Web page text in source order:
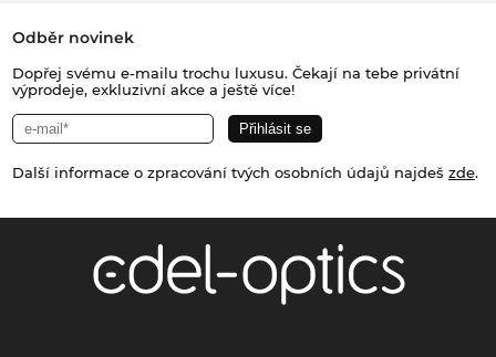
Odběr novinek
Dopřej svému e-mailu trochu luxusu. Čekají na tebe privátní
výprodeje, exkluzivní akce a ještě více!
Další informace o zpracování tvých osobních údajů najdeš zde.